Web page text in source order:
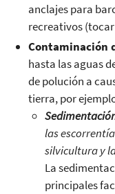
anclajes para
recreativos
Contaminación
hasta las aguas
de polución a
tierra, por
las
silvicultura y
La
principales